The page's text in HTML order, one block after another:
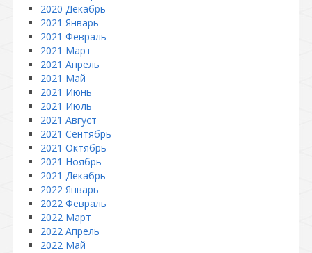
2020 Декабрь
2021 Январь
2021 Февраль
2021 Март
2021 Апрель
2021 Май
2021 Июнь
2021 Июль
2021 Август
2021 Сентябрь
2021 Октябрь
2021 Ноябрь
2021 Декабрь
2022 Январь
2022 Февраль
2022 Март
2022 Апрель
2022 Май